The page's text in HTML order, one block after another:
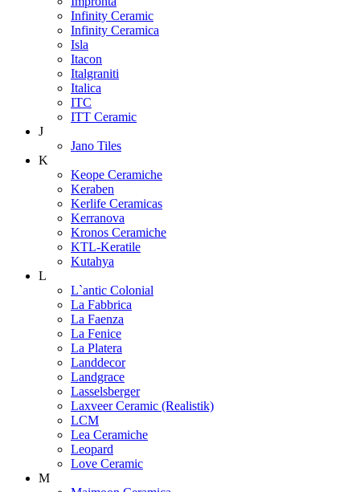
Infinity Ceramic
Infinity Ceramica
Isla
Itacon
Italgraniti
Italica
ITC
ITT Ceramic
J
Jano Tiles
K
Keope Ceramiche
Keraben
Kerlife Ceramicas
Kerranova
Kronos Ceramiche
KTL-Keratile
Kutahya
L
L`antic Colonial
La Fabbrica
La Faenza
La Fenice
La Platera
Landdecor
Landgrace
Lasselsberger
Laxveer Ceramic (Realistik)
LCM
Lea Ceramiche
Leopard
Love Ceramic
M